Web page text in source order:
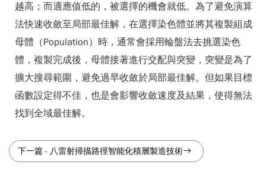
越高；而適應值低的，被選擇的機會就低。為了避免演算
法快速收斂至局部最佳解，在選擇染色體並將其複製組成
母體（Population）時，通常會採用輪盤法去挑選染色
體，複製完成後，母體接著進行交配與突變，突變是為了
擴大搜尋範圍，避免過早收斂於局部最佳解。但如果目標
函數設定得不佳，也是會影響收斂速度及結果，使得無法
找到全域最佳解。
下一篇 - 八雷射掃描路徑智能化積層製造技術